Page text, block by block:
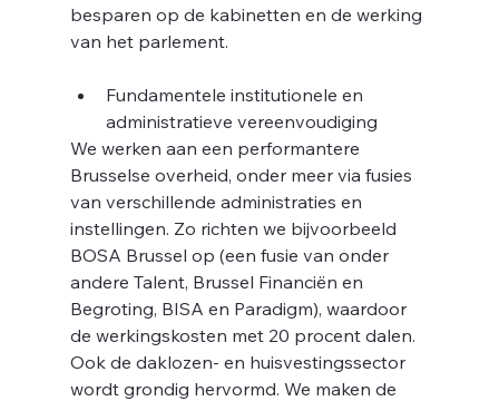
besparen op de kabinetten en de werking
van het parlement.
Fundamentele institutionele en
administratieve vereenvoudiging
We werken aan een performantere
Brusselse overheid, onder meer via fusies
van verschillende administraties en
instellingen. Zo richten we bijvoorbeeld
BOSA Brussel op (een fusie van onder
andere Talent, Brussel Financiën en
Begroting, BISA en Paradigm), waardoor
de werkingskosten met 20 procent dalen.
Ook de daklozen- en huisvestingssector
wordt grondig hervormd. We maken de